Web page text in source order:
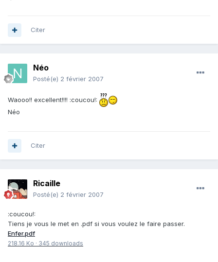
Citer
Néo
Posté(e) 2 février 2007
Waooo!! excellent!!!! :coucou!:
Néo
Citer
Ricaille
Posté(e) 2 février 2007
:coucou!:
Tiens je vous le met en .pdf si vous voulez le faire passer.
Enfer.pdf
218.16 Ko · 345 downloads